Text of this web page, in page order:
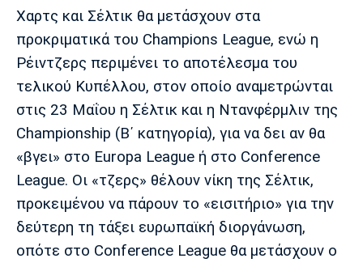
Χαρτς και Σέλτικ θα μετάσχουν στα
προκριματικά του Champions League, ενώ η
Ρέιντζερς περιμένει το αποτέλεσμα του
τελικού Κυπέλλου, στον οποίο αναμετρώνται
στις 23 Μαΐου η Σέλτικ και η Ντανφέρμλιν της
Championship (Β΄ κατηγορία), για να δει αν θα
«βγει» στο Europa League ή στο Conference
League. Οι «τζερς» θέλουν νίκη της Σέλτικ,
προκειμένου να πάρουν το «εισιτήριο» για την
δεύτερη τη τάξει ευρωπαϊκή διοργάνωση,
οπότε στο Conference League θα μετάσχουν ο